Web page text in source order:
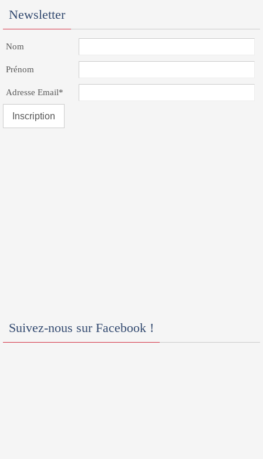
Newsletter
Nom
Prénom
Adresse Email*
Suivez-nous sur Facebook !